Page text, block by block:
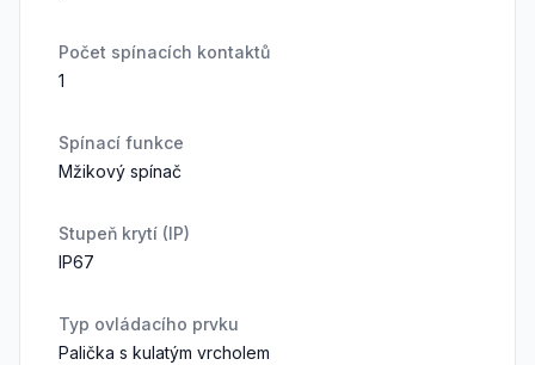
Počet spínacích kontaktů
1
Spínací funkce
Mžikový spínač
Stupeň krytí (IP)
IP67
Typ ovládacího prvku
Palička s kulatým vrcholem